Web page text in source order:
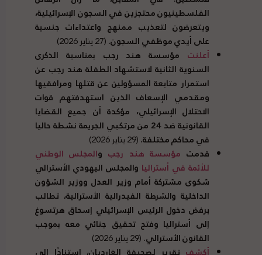
الفلسطينيون محتجزين في السجون الإسرائيلية،
ويتعرضون لتعذيب ممنهج واعتداءات جنسية
على أيدي موظفي السجون.(27 يناير 2026)
أعلنت مؤسسة هند رجب بمناسبة الذكرى
السنوية الثانية لاستشهاد الطفلة هند رجب عن
استمرار متابعة المسؤولين عن قتلها ومرافقيها
ومقدمي الإسعاف الذين استهدفتهم قوات
الاحتلال الإسرائيلي، مؤكدة أن جميع القضايا
القانونية ضد 24 من مرتكبي الجريمة نشطة حاليا
في محاكم مختلفة.(29 يناير 2026)
قدمت مؤسسة هند رجب والمجلس الوطني
للأئمة في أستراليا والمجلس اليهودي الأسترالي
شكوى مشتركة أمام وزير العدل ووزير الشؤون
الداخلية والشرطة الفيدرالية الأسترالية، تطالب
برفض دخول الرئيس الإسرائيلي إسحاق هرتسوغ
إلى أستراليا وفتح تحقيق جنائي معه بموجب
القانون الأسترالي.(29 يناير 2026)